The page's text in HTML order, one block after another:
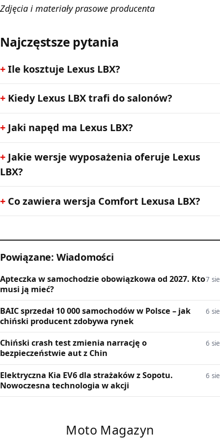
Zdjęcia i materiały prasowe producenta
Najczęstsze pytania
Ile kosztuje Lexus LBX?
Kiedy Lexus LBX trafi do salonów?
Jaki napęd ma Lexus LBX?
Jakie wersje wyposażenia oferuje Lexus
LBX?
Co zawiera wersja Comfort Lexusa LBX?
Powiązane: Wiadomości
Apteczka w samochodzie obowiązkowa od 2027. Kto
musi ją mieć?
7 sie
BAIC sprzedał 10 000 samochodów w Polsce – jak
chiński producent zdobywa rynek
6 sie
Chiński crash test zmienia narrację o
bezpieczeństwie aut z Chin
6 sie
Elektryczna Kia EV6 dla strażaków z Sopotu.
Nowoczesna technologia w akcji
6 sie
Moto Magazyn